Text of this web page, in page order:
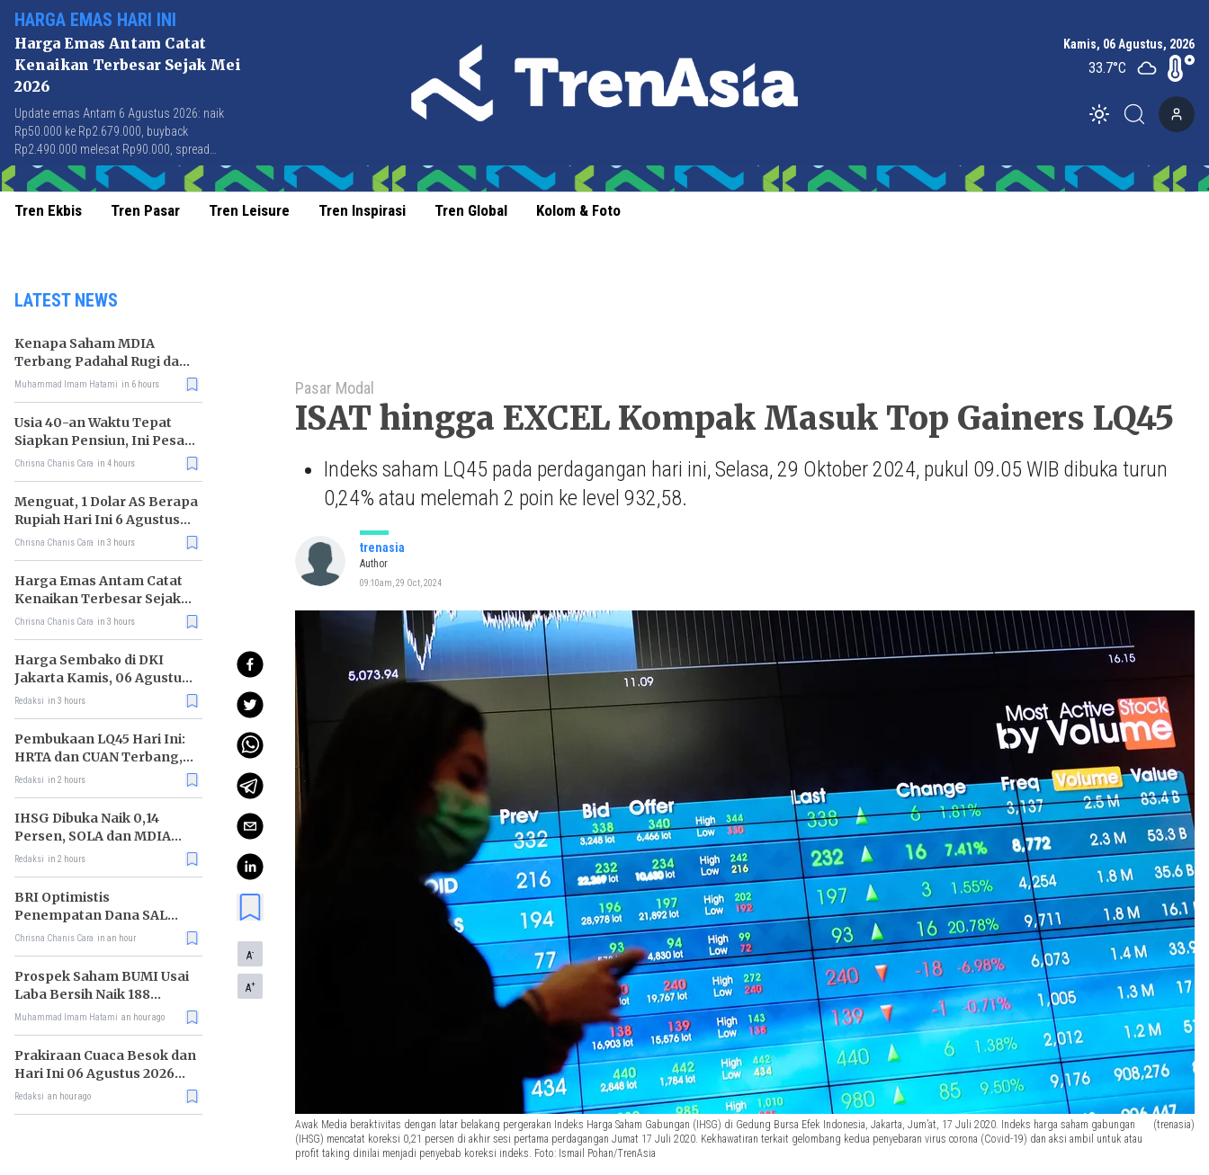
HARGA EMAS HARI INI
Harga Emas Antam Catat
Kenaikan Terbesar Sejak Mei
2026
Update emas Antam 6 Agustus 2026: naik
Rp50.000 ke Rp2.679.000, buyback
Rp2.490.000 melesat Rp90.000, spread
Rp189.000 tersempit sejak awal April 2026.
Kamis, 06 Agustus, 2026
33.7°C
Toggle theme
Tren Ekbis Tren Pasar Tren Leisure Tren Inspirasi Tren Global Kolom & Foto
LATEST NEWS
Kenapa Saham MDIA
Terbang Padahal Rugi dan
Terlilit Utang?
Muhammad Imam Hatami in 6 hours
Usia 40-an Waktu Tepat
Siapkan Pensiun, Ini Pesan
Rhenald Kasali
Chrisna Chanis Cara in 4 hours
Menguat, 1 Dolar AS Berapa
Rupiah Hari Ini 6 Agustus
2026?
Chrisna Chanis Cara in 3 hours
Harga Emas Antam Catat
Kenaikan Terbesar Sejak
Mei 2026
Chrisna Chanis Cara in 3 hours
Harga Sembako di DKI
Jakarta Kamis, 06 Agustus
2026, Daging Kambing
Redaksi in 3 hours
Pembukaan LQ45 Hari Ini:
HRTA dan CUAN Terbang,
MAPI Tiarap
Redaksi in 2 hours
IHSG Dibuka Naik 0,14
Persen, SOLA dan MDIA
Jadi Katalis
Redaksi in 2 hours
BRI Optimistis
Penempatan Dana SAL
Dorong Pembiayaan Sektor
Chrisna Chanis Cara in an hour
Prospek Saham BUMI Usai
Laba Bersih Naik 188
Persen
Muhammad Imam Hatami an hour ago
Prakiraan Cuaca Besok dan
Hari Ini 06 Agustus 2026
untuk Wilayah DKI Jakarta
Redaksi an hour ago
A-
A+
Pasar Modal
ISAT hingga EXCEL Kompak Masuk Top Gainers LQ45
Indeks saham LQ45 pada perdagangan hari ini, Selasa, 29 Oktober 2024, pukul 09.05 WIB dibuka turun
0,24% atau melemah 2 poin ke level 932,58.
trenasia
Author
09:10am, 29 Oct, 2024
Awak Media beraktivitas dengan latar belakang pergerakan Indeks Harga Saham Gabungan (IHSG) di Gedung Bursa Efek Indonesia, Jakarta, Jum’at, 17 Juli 2020. Indeks harga saham gabungan
(IHSG) mencatat koreksi 0,21 persen di akhir sesi pertama perdagangan Jumat 17 Juli 2020. Kekhawatiran terkait gelombang kedua penyebaran virus corona (Covid-19) dan aksi ambil untuk atau
profit taking dinilai menjadi penyebab koreksi indeks. Foto: Ismail Pohan/TrenAsia
(trenasia)